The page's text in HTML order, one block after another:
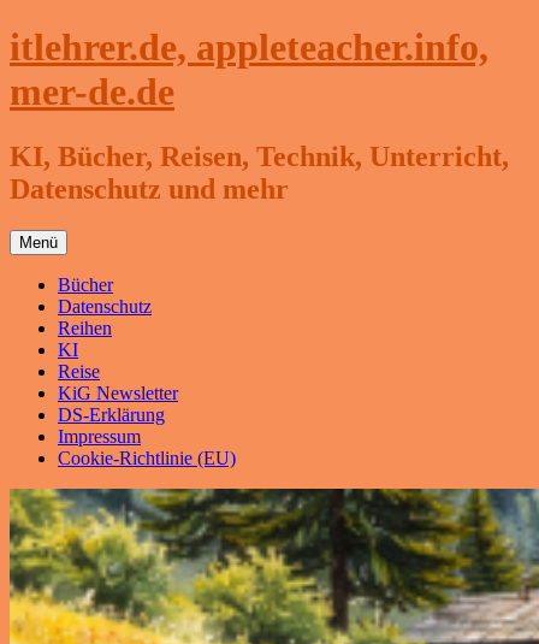
Zum
Inhalt
itlehrer.de, appleteacher.info,
mer-de.de
KI, Bücher, Reisen, Technik, Unterricht,
Datenschutz und mehr
Menü
Bücher
Datenschutz
Reihen
KI
Reise
KiG Newsletter
DS-Erklärung
Impressum
Cookie-Richtlinie (EU)